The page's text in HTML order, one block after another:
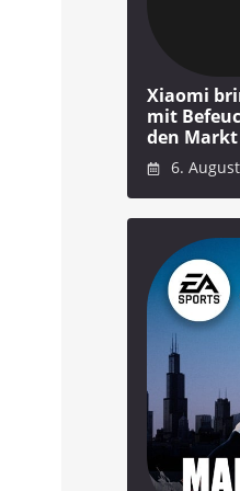
Xiaomi
mit
den Markt
6.